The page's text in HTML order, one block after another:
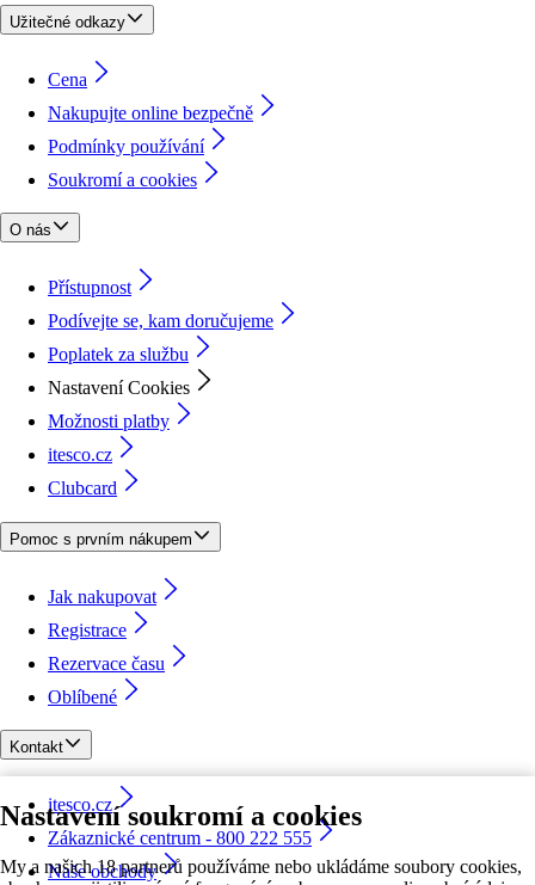
Nastavení soukromí a cookies
My a našich 18 partnerů používáme nebo ukládáme soubory cookies,
Užitečné odkazy
Cena
Nakupujte online bezpečně
Podmínky používání
Soukromí a cookies
O nás
Přístupnost
Podívejte se, kam doručujeme
Poplatek za službu
Nastavení Cookies
Možnosti platby
itesco.cz
Clubcard
Pomoc s prvním nákupem
Jak nakupovat
Registrace
Rezervace času
Oblíbené
Kontakt
itesco.cz
Zákaznické centrum - 800 222 555
Naše obchody